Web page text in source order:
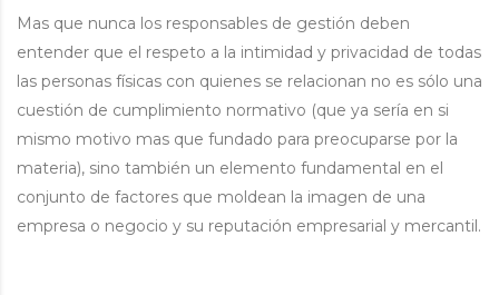
Mas que nunca los responsables de gestión deben
entender que el respeto a la intimidad y privacidad de todas
las personas físicas con quienes se relacionan no es sólo una
cuestión de cumplimiento normativo (que ya sería en si
mismo motivo mas que fundado para preocuparse por la
materia), sino también un elemento fundamental en el
conjunto de factores que moldean la imagen de una
empresa o negocio y su reputación empresarial y mercantil.